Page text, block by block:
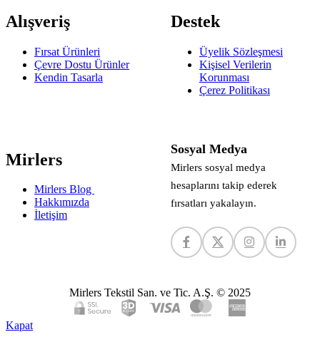
Alışveriş
Fırsat Ürünleri
Çevre Dostu Ürünler
Kendin Tasarla
Destek
Üyelik Sözleşmesi
Kişisel Verilerin
Korunması
Çerez Politikası
Mirlers
Mirlers Blog
Hakkımızda
İletişim
Sosyal Medya
Mirlers sosyal medya
hesaplarını takip ederek
fırsatları yakalayın.
Mirlers Tekstil San. ve Tic. A.Ş. © 2025
Kapat